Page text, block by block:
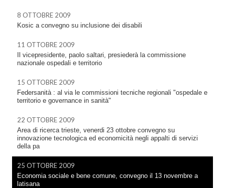
8 OTTOBRE 2009
Kosic a convegno su inclusione dei disabili
11 OTTOBRE 2009
Il vicepresidente, paolo saltari, presiederà la commissione
nazionale ospedali e territorio
15 OTTOBRE 2009
Federsanità : al via le commissioni tecniche regionali "ospedale e
territorio e governance in sanità"
22 OTTOBRE 2009
Area di ricerca trieste, venerdi 23 ottobre convegno su
innovazione tecnologica ed economicità negli appalti di servizi
della pa
25 OTTOBRE 2009
Economia sociale e bene comune, convegno il 13 novembre a
latisana